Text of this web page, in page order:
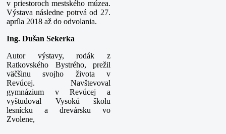
v priestoroch mestského múzea.
Výstava následne potrvá od 27.
apríla 2018 až do odvolania.
Ing. Dušan Sekerka
Autor výstavy, rodák z
Ratkovského Bystrého, prežil
väčšinu svojho života v
Revúcej. Navštevoval
gymnázium v Revúcej a
vyštudoval Vysokú školu
lesnícku a drevársku vo
Zvolene,